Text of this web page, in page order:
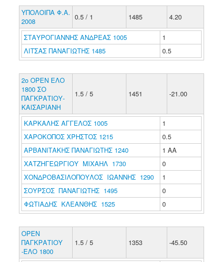
ΥΠΟΛΟΙΠΑ Φ.Α.
2008
0.5 / 1 1485 4.20
ΣΤΑΥΡΟΓΙΑΝΝΗΣ ΑΝΔΡΕΑΣ 1005
1
ΛΙΤΣΑΣ ΠΑΝΑΓΙΩΤΗΣ 1485
0.5
2ο ΟΡΕΝ ΕΛΟ
1800 ΣΟ
ΠΑΓΚΡΑΤΙΟΥ-
ΚΑΙΣΑΡΙΑΝΗ
1.5 / 5 1451 -21.00
ΚΑΡΚΑΛΗΣ ΑΓΓΕΛΟΣ 1005
1
ΧΑΡΟΚΟΠΟΣ ΧΡΗΣΤΟΣ 1215
0.5
ΑΡΒΑΝΙΤΑΚΗΣ ΠΑΝΑΓΙΩΤΗΣ 1240
1 ΑΑ
ΧΑΤΖΗΓΕΩΡΓΙΟΥ ΜΙΧΑΗΛ 1730
0
ΧΟΝΔΡΟΒΑΣΙΛΟΠΟΥΛΟΣ ΙΩΑΝΝΗΣ 1290
1
ΣΟΥΡΣΟΣ ΠΑΝΑΓΙΩΤΗΣ 1495
0
ΦΩΤΙΑΔΗΣ ΚΛΕΑΝΘΗΣ 1525
0
ΟΡΕΝ
ΠΑΓΚΡΑΤΙΟΥ
-ΕΛΟ 1800
1.5 / 5 1353 -45.50